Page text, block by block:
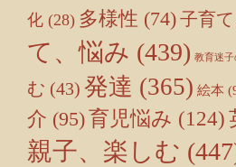
化 (28) 多様性 (74)子育
て、悩み (439) 教育迷子
む (43) 発達 (365) 絵本
介 (95)育児悩み (124)
親子、楽しむ